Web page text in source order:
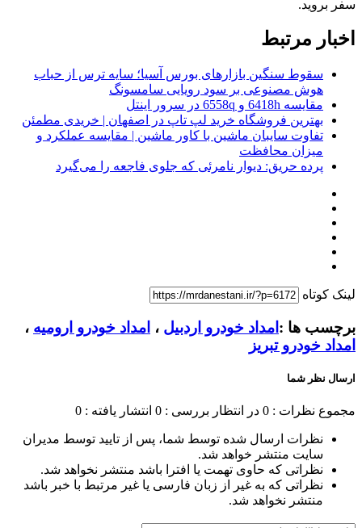
سفر بروید.
اخبار مرتبط
سقوط سنگین بازارهای بورس آسیا؛ سایه ترس از حباب
هوش مصنوعی بر سود رویایی سامسونگ
مقایسه 6418h و 6558q در سرور اینتل
بهترین فروشگاه خرید لپ تاپ در اصفهان | خریدی مطمئن
تفاوت سایبان ماشین با کاور ماشین | مقایسه عملکرد و
میزان محافظت
پرده حریق: دیوار نامرئی که جلوی فاجعه را می‌گیرد
لینک کوتاه
برچسب ها : امداد خودرو اردبیل ، امداد خودرو ارومیه ،
امداد خودرو تبریز
ارسال نظر شما
مجموع نظرات : 0 در انتظار بررسی : 0 انتشار یافته : 0
نظرات ارسال شده توسط شما، پس از تایید توسط مدیران
سایت منتشر خواهد شد.
نظراتی که حاوی تهمت یا افترا باشد منتشر نخواهد شد.
نظراتی که به غیر از زبان فارسی یا غیر مرتبط با خبر باشد
منتشر نخواهد شد.